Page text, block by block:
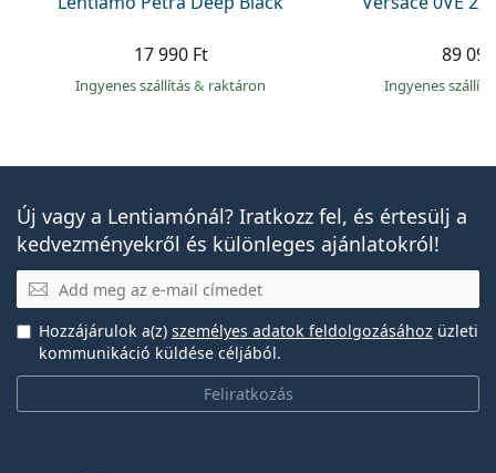
17 990 Ft
Ingyenes szállítás& raktáron
89
Ingyenes
Új vagy a Lentiamónál? Iratkozz fel, és értesülj a
kedvezményekről és különleges ajánlatokról!
E-mail
Feliratkozás
Hozzájárulok a(z) személyes adatok feldolgozásához üzleti
kommunikáció küldése céljából.